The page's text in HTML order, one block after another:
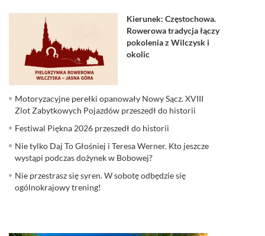
Kierunek: Częstochowa.
Rowerowa tradycja łączy
pokolenia z Wilczysk i
okolic
Motoryzacyjne perełki opanowały Nowy Sącz. XVIII
Zlot Zabytkowych Pojazdów przeszedł do historii
Festiwal Piękna 2026 przeszedł do historii
Nie tylko Daj To Głośniej i Teresa Werner. Kto jeszcze
wystąpi podczas dożynek w Bobowej?
Nie przestrasz się syren. W sobotę odbędzie się
ogólnokrajowy trening!